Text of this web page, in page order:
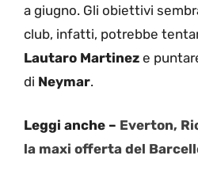
a giugno. Gli obiettivi
club, infatti, potrebbe
Lautaro Martinez e
di Neymar.
Leggi anche – Everton,
la maxi offerta del